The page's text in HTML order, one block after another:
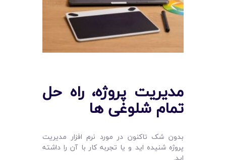
مدیریت پروژه، راه حل
تمام شلوغی ها
بدون شک تاکنون در مورد نرم افزار مدیریت
پروژه شنیده اید و یا تجربه کار با آن را داشته